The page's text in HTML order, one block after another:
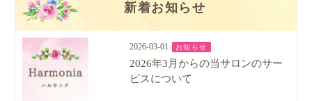
新着お知らせ
2026-03-01 お知らせ
2026年3月からの当サロンのサー
ビスについて